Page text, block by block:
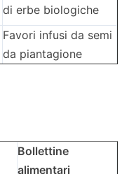
di erbe biologiche
Favori infusi da semi
da piantagione
Bollettine
alimentari